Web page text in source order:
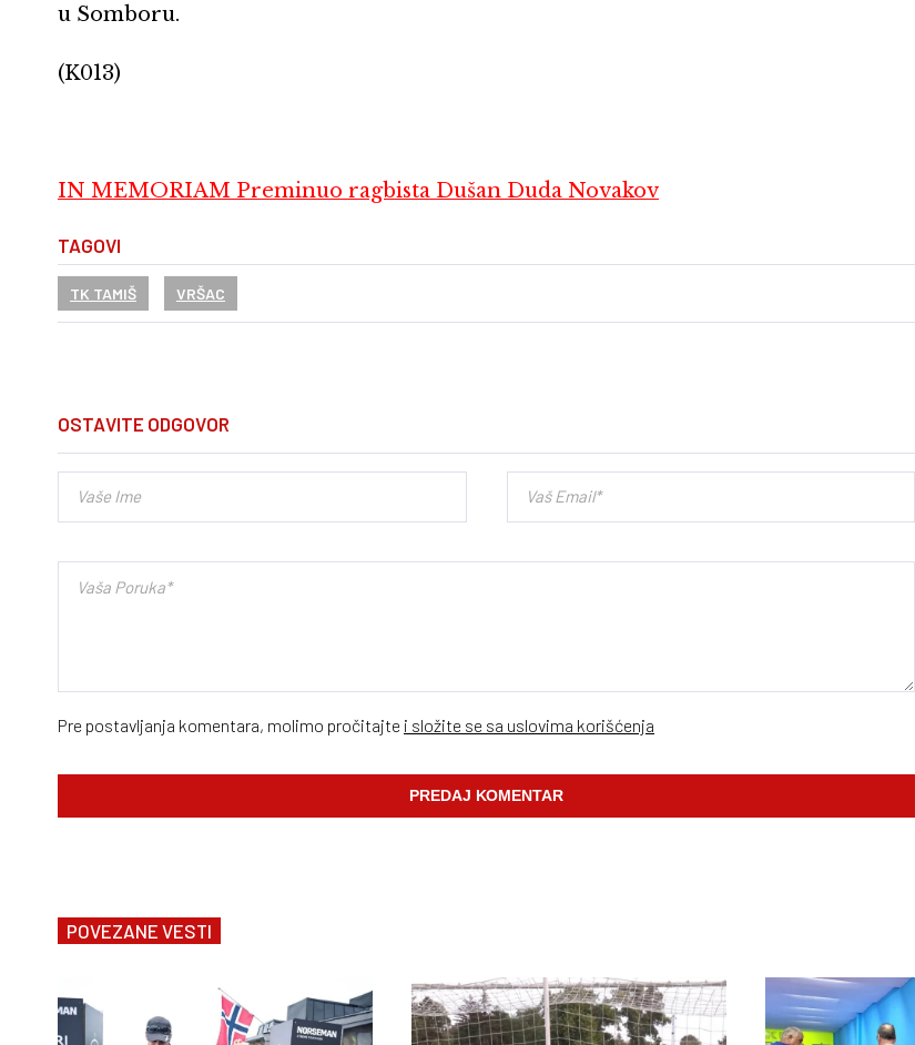
u Somboru.
(K013)
IN MEMORIAM Preminuo ragbista Dušan Duda Novakov
TAGOVI
TK TAMIŠ VRŠAC
OSTAVITE ODGOVOR
Pre postavljanja komentara, molimo pročitajte i složite se sa uslovima korišćenja
POVEZANE VESTI